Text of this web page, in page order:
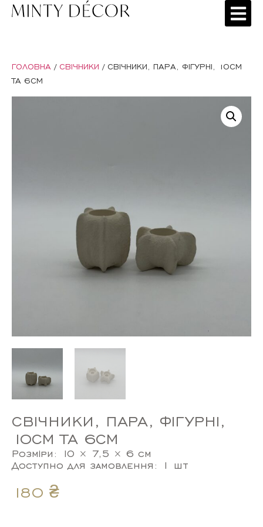
ГОЛОВНА / СВІЧНИКИ / СВІЧНИКИ, ПАРА, ФІГУРНІ, 10СМ
ТА 6СМ
СВІЧНИКИ, ПАРА, ФІГУРНІ,
10СМ ТА 6СМ
Розміри: 10 × 7,5 × 6 см
Доступно для замовлення: 1 шт
180 ₴